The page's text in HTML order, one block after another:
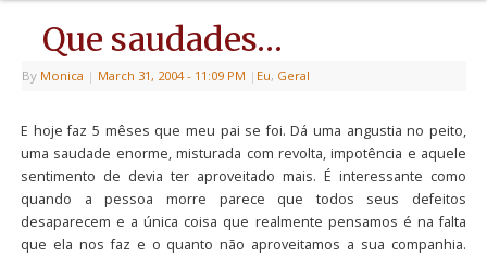
Que saudades…
By Monica | March 31, 2004 - 11:09 PM | Eu, Geral
E hoje faz 5 mêses que meu pai se foi. Dá uma angustia no peito,
uma saudade enorme, misturada com revolta, impotência e aquele
sentimento de devia ter aproveitado mais. É interessante como
quando a pessoa morre parece que todos seus defeitos
desaparecem e a única coisa que realmente pensamos é na falta
que ela nos faz e o quanto não aproveitamos a sua companhia.